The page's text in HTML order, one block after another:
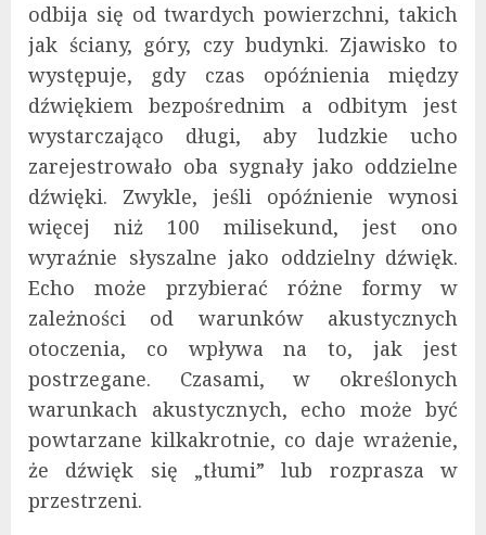
odbija się od twardych powierzchni, takich
jak ściany, góry, czy budynki. Zjawisko to
występuje, gdy czas opóźnienia między
dźwiękiem bezpośrednim a odbitym jest
wystarczająco długi, aby ludzkie ucho
zarejestrowało oba sygnały jako oddzielne
dźwięki. Zwykle, jeśli opóźnienie wynosi
więcej niż 100 milisekund, jest ono
wyraźnie słyszalne jako oddzielny dźwięk.
Echo może przybierać różne formy w
zależności od warunków akustycznych
otoczenia, co wpływa na to, jak jest
postrzegane. Czasami, w określonych
warunkach akustycznych, echo może być
powtarzane kilkakrotnie, co daje wrażenie,
że dźwięk się „tłumi” lub rozprasza w
przestrzeni.